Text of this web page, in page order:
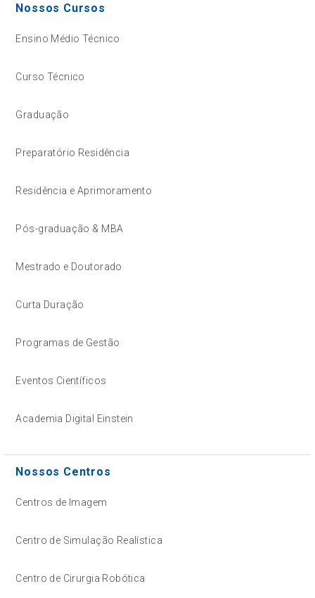
Nossos Cursos
Ensino Médio Técnico
Curso Técnico
Graduação
Preparatório Residência
Residência e Aprimoramento
Pós-graduação & MBA
Mestrado e Doutorado
Curta Duração
Programas de Gestão
Eventos Científicos
Academia Digital Einstein
Nossos Centros
Centros de Imagem
Centro de Simulação Realística
Centro de Cirurgia Robótica